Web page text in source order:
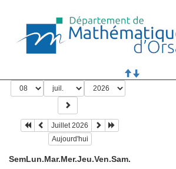
Juillet 2026
Aujourd'hui
SemLun.Mar.Mer.Jeu.Ven.Sam.